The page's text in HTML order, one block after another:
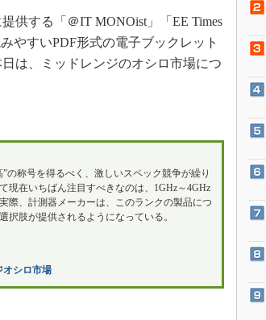
供する「＠IT MONOist」「EE Times
やすいPDF形式の電子ブックレット
は、ミッドレンジのオシロ市場につ
の称号を得るべく、激しいスペック競争が繰り
現在いちばん注目すべきなのは、1GHz～4GHz
際、計測器メーカーは、このランクの製品につ
択肢が提供されるようになっている。
オシロ市場